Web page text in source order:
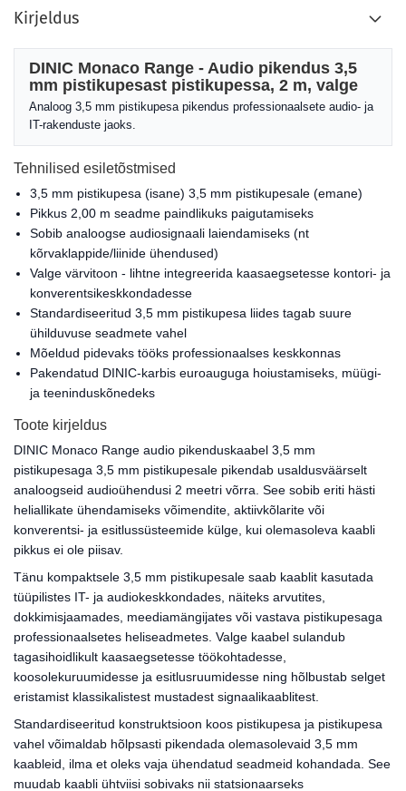
Kirjeldus
DINIC Monaco Range - Audio pikendus 3,5
mm pistikupesast pistikupessa, 2 m, valge
Analoog 3,5 mm pistikupesa pikendus professionaalsete audio- ja
IT-rakenduste jaoks.
Tehnilised esiletõstmised
3,5 mm pistikupesa (isane) 3,5 mm pistikupesale (emane)
Pikkus 2,00 m seadme paindlikuks paigutamiseks
Sobib analoogse audiosignaali laiendamiseks (nt
kõrvaklappide/liinide ühendused)
Valge värvitoon - lihtne integreerida kaasaegsetesse kontori- ja
konverentsikeskkondadesse
Standardiseeritud 3,5 mm pistikupesa liides tagab suure
ühilduvuse seadmete vahel
Mõeldud pidevaks tööks professionaalses keskkonnas
Pakendatud DINIC-karbis euroauguga hoiustamiseks, müügi-
ja teeninduskõnedeks
Toote kirjeldus
DINIC Monaco Range audio pikenduskaabel 3,5 mm
pistikupesaga 3,5 mm pistikupesale pikendab usaldusväärselt
analoogseid audioühendusi 2 meetri võrra. See sobib eriti hästi
heliallikate ühendamiseks võimendite, aktiivkõlarite või
konverentsi- ja esitlussüsteemide külge, kui olemasoleva kaabli
pikkus ei ole piisav.
Tänu kompaktsele 3,5 mm pistikupesale saab kaablit kasutada
tüüpilistes IT- ja audiokeskkondades, näiteks arvutites,
dokkimisjaamades, meediamängijates või vastava pistikupesaga
professionaalsetes heliseadmetes. Valge kaabel sulandub
tagasihoidlikult kaasaegsetesse töökohtadesse,
koosolekuruumidesse ja esitlusruumidesse ning hõlbustab selget
eristamist klassikalistest mustadest signaalikaablitest.
Standardiseeritud konstruktsioon koos pistikupesa ja pistikupesa
vahel võimaldab hõlpsasti pikendada olemasolevaid 3,5 mm
kaableid, ilma et oleks vaja ühendatud seadmeid kohandada. See
muudab kaabli ühtviisi sobivaks nii statsionaarseks